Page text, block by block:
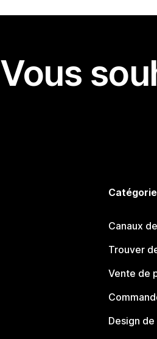
Vous
Canaux
Trouver
Vente de
Design